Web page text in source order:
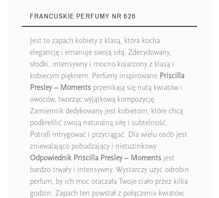
FRANCUSKIE PERFUMY NR 626
Jest to zapach kobiety z klasą, która kocha
elegancję i emanuje swoją siłą. Zdecydowany,
słodki, intensywny i mocno kojarzony z klasą i
kobiecym pięknem. Perfumy inspirowane Priscilla
Presley – Moments przenikają się nutą kwiatów i
owoców, tworząc wyjątkową kompozycję.
Zamiennik dedykowany jest kobietom, które chcą
podkreślić swoją naturalną siłę i subtelność.
Potrafi intrygować i przyciągać. Dla wielu osób jest
zniewalająco pobudzający i nietuzinkowy.
Odpowiednik Priscilla Presley – Moments jest
bardzo trwały i intensywny. Wystarczy użyć odrobin
perfum, by ich moc otaczała Twoje ciało przez kilka
godzin. Zapach ten powstał z połączenia kwiatów,